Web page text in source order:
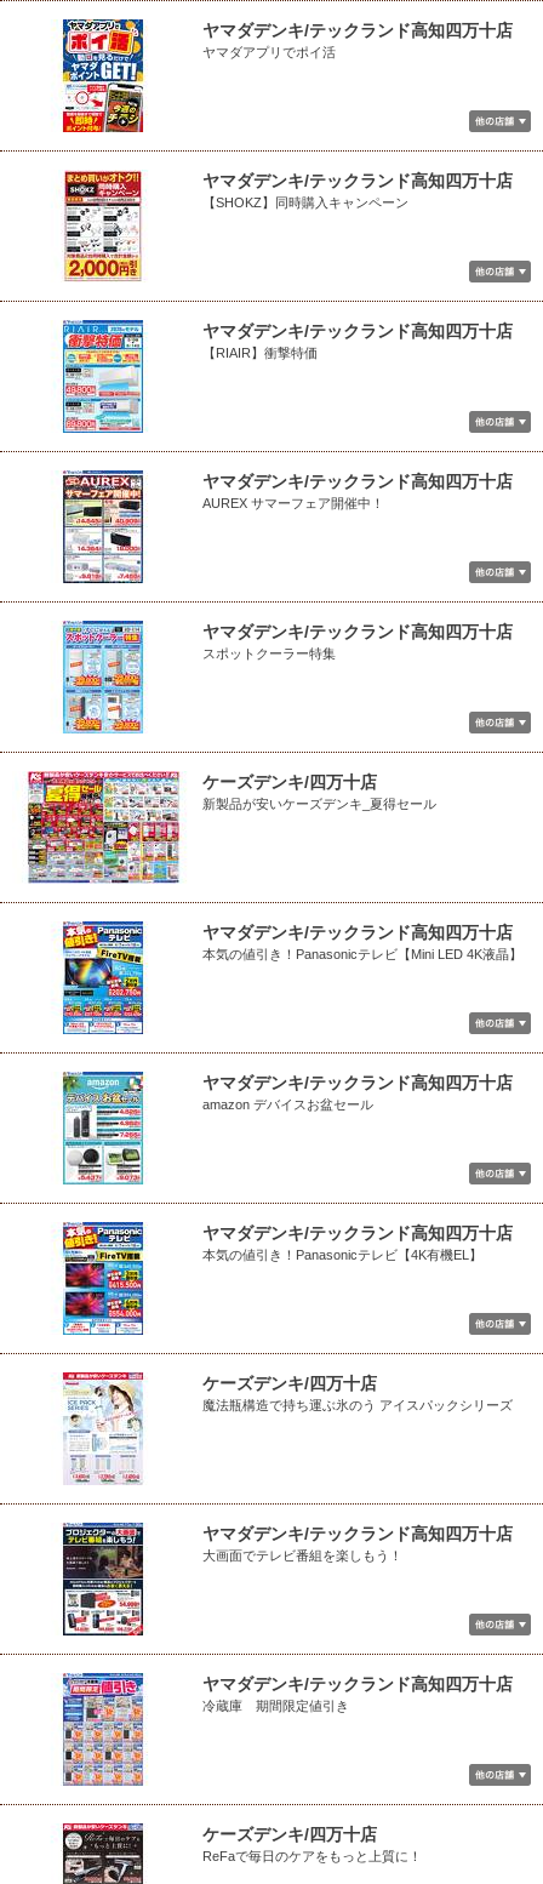
ヤマダデンキ/テックランド高知四万十店
ヤマダアプリでポイ活
ヤマダデンキ/テックランド高知四万十店
【SHOKZ】同時購入キャンペーン
ヤマダデンキ/テックランド高知四万十店
【RIAIR】衝撃特価
ヤマダデンキ/テックランド高知四万十店
AUREX サマーフェア開催中！
ヤマダデンキ/テックランド高知四万十店
スポットクーラー特集
ケーズデンキ/四万十店
新製品が安いケーズデンキ_夏得セール
ヤマダデンキ/テックランド高知四万十店
本気の値引き！Panasonicテレビ【Mini LED 4K液晶】
ヤマダデンキ/テックランド高知四万十店
amazon デバイスお盆セール
ヤマダデンキ/テックランド高知四万十店
本気の値引き！Panasonicテレビ【4K有機EL】
ケーズデンキ/四万十店
魔法瓶構造で持ち運ぶ氷のう アイスパックシリーズ
ヤマダデンキ/テックランド高知四万十店
大画面でテレビ番組を楽しもう！
ヤマダデンキ/テックランド高知四万十店
冷蔵庫 期間限定値引き
ケーズデンキ/四万十店
ReFaで毎日のケアをもっと上質に！